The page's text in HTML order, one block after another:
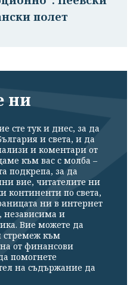
полет
ни
сте тук и днес, за да
и света, и да
и коментари от
към вас с молба –
подкрепа, за да
вие, читателите ни
континенти по света,
ни в интернет
независима и
Вие можете да
стремеж към
от финансови
помогнете
на съдържание да